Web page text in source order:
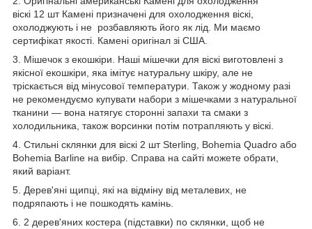
віскі 12 шт Камені призначені для охолодження віскі,
охолоджують і не розбавляють його як лід. Ми маємо
сертифікат якості. Камені оригінал зі США.
3. Мішечок з екошкіри. Наші мішечки для віскі виготовлені з
якісної екошкіри, яка імітує натуральну шкіру, але не
тріскається від мінусової температури. Також у жодному разі
не рекомендуємо купувати набори з мішечками з натуральної
тканини — вона натягує сторонні запахи та смаки з
холодильника, також ворсинки потім потрапляють у віскі.
4. Стильні склянки для віскі 2 шт Sterling, Bohemia Quadro або
Bohemia Barline на вибір. Справа на сайті можете обрати,
який варіант.
5. Дерев'яні щипці, які на відміну від металевих, не
подряпають і не пошкодять камінь.
6. 2 дерев'яних костера (підставки) по склянки, щоб не